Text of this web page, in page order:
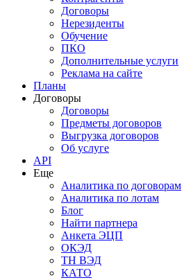
Договоры
Нерезиденты
Обучение
ПКО
Дополнительные услуги
Реклама на сайте
Планы
Договоры
Договоры
Предметы договоров
Выгрузка договоров
Об услуге
API
Еще
Аналитика по договорам
Аналитика по лотам
Блог
Найти партнера
Анкета ЭЦП
ОКЭД
ТН ВЭД
КАТО